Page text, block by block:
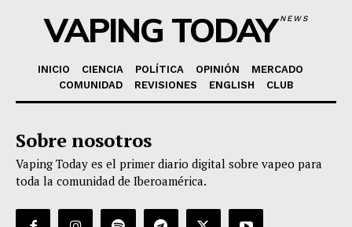
VAPING TODAYNEWS
INICIO CIENCIA POLÍTICA OPINIÓN
MERCADO
COMUNIDAD
REVISIONES ENGLISH CLUB
Sobre nosotros
Vaping Today es el primer diario digital sobre vapeo para
toda la comunidad de Iberoamérica.